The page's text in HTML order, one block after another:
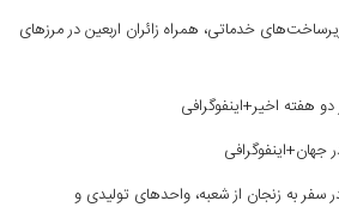
خدماتی، همراه زائران اربعین در مرز‌های
هفته اخیر+اینفوگرافی
جهان+اینفوگرافی
سفر به زنجان از شعبه، واحدهای تولیدی و